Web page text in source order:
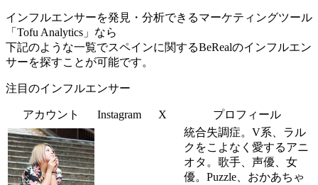
インフルエンサーを発見・分析できるマーケティングツール
「Tofu Analytics」なら
下記のような一覧でスペインに関するBeRealのインフルエン
サーを探すことが可能です。
注目のインフルエンサー
アカウント Instagram X プロフィール
統合失調症。V系、ラル
クをこよなく愛するアニ
オタ。歌手、声優、女
優。Puzzle、おかあちゃ